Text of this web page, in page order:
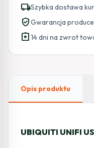
FLEX-
Mini
local_shippingSzybka dostawa
verified_userGwarancja
assignment_return14 dni na zwrot
Opis produktu
UBIQUITI UNIFI